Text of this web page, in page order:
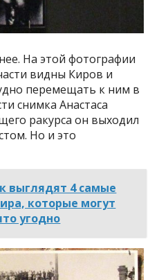
На этой фотографии
видны Киров и
перемещать к ним в
снимка Анастаса
ракурса он выходил
Но и это
выглядят 4 самые
которые могут
угодно